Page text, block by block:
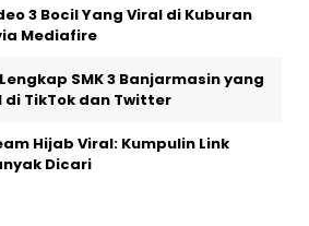
3 Bocil Yang Viral di Kuburan
Mediafire
SMK 3 Banjarmasin yang
di TikTok dan Twitter
Hijab Viral: Kumpulin Link
Dicari